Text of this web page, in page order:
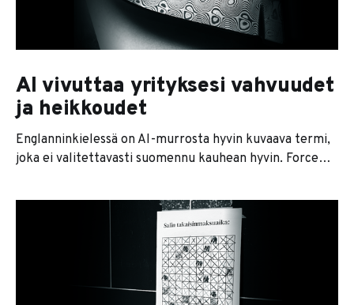
AI vivuttaa yrityksesi vahvuudet
ja heikkoudet
Englanninkielessä on AI-murrosta hyvin kuvaava termi,
joka ei valitettavasti suomennu kauhean hyvin. Force
markkinoilla. Force multiplier tarkoittaa tilannetta, kun
yksilö pystyy projisoimaan voimaa moninkertaisesti
lähtötasoaan paremmin jonkun apuvälineen avulla.
Ensimmäisten kädellisten kahinoissa turpaan pistettiin
nyrkeillä ja hampailla, kunnes joku keksi